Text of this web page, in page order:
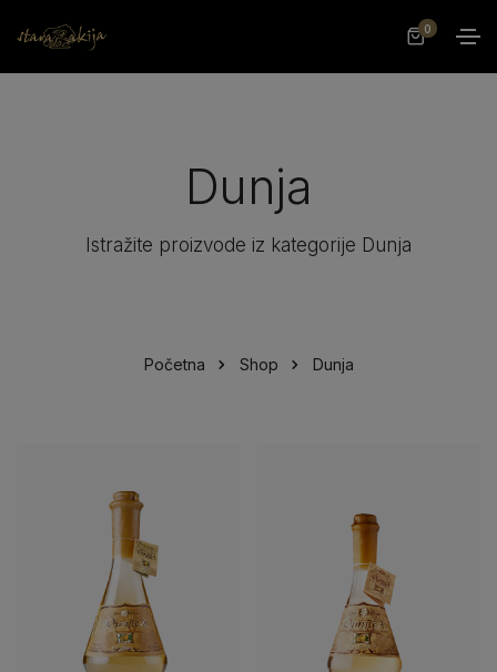
0
Dunja
Istražite proizvode iz kategorije Dunja
Početna Shop Dunja